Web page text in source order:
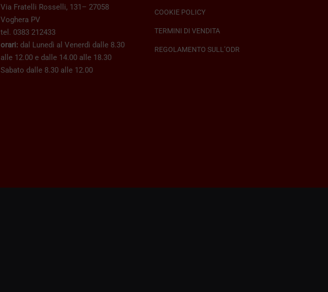
Via Fratelli Rosselli, 131– 27058
Voghera PV
tel. 0383 212433
orari: dal Lunedì al Venerdì dalle 8.30
alle 12.00 e dalle 14.00 alle 18.30
Sabato dalle 8.30 alle 12.00
COOKIE POLICY
TERMINI DI VENDITA
REGOLAMENTO SULL’ODR